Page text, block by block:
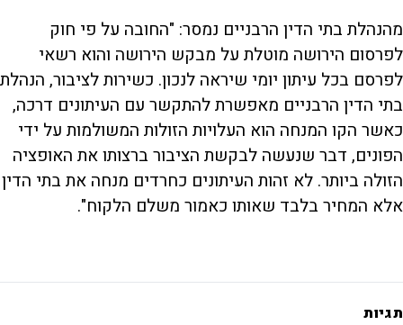
מהנהלת בתי הדין הרבניים נמסר: "החובה על פי חוק
לפרסום הירושה מוטלת על מבקש הירושה והוא רשאי
לפרסם בכל עיתון יומי שיראה לנכון. כשירות לציבור, הנהלת
בתי הדין הרבניים מאפשרת להתקשר עם העיתונים דרכה,
כאשר הקו המנחה הוא העלויות הזולות המשולמות על ידי
הפונים, דבר שנעשה לבקשת הציבור ברצותו את האופציה
הזולה ביותר. לא זהות העיתונים כחרדים מנחה את בתי הדין
אלא המחיר בלבד שאותו כאמור משלם הלקוח".
תגיות